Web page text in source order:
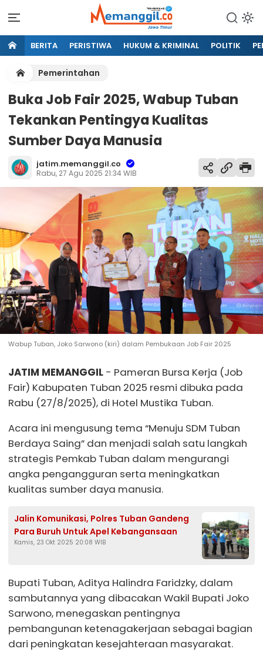
BERITA PERISTIWA HUKUM & KRIMINAL POLITIK
Pemerintahan
Buka Job Fair 2025, Wabup Tuban
Tekankan Pentingya Kualitas
Sumber Daya Manusia
jatim.memanggil.co
Rabu, 27 Agu 2025 21:34 WIB
Wabup Tuban, Joko Sarwono (kiri) dalam Pembukaan Job Fair 2025
JATIM MEMANGGIL - Pameran Bursa Kerja (Job
Fair) Kabupaten Tuban 2025 resmi dibuka pada
Rabu (27/8/2025), di Hotel Mustika Tuban.
Acara ini mengusung tema “Menuju SDM Tuban
Berdaya Saing” dan menjadi salah satu langkah
strategis Pemkab Tuban dalam mengurangi
angka pengangguran serta meningkatkan
kualitas sumber daya manusia.
Jalin Komunikasi, Polres Tuban Gandeng
Para Buruh Untuk Apel Kebangansaan
Kamis, 23 Okt 2025 20:08 WIB
Bupati Tuban, Aditya Halindra Faridzky, dalam
sambutannya yang dibacakan Wakil Bupati Joko
Sarwono, menegaskan pentingnya
pembangunan ketenagakerjaan sebagai bagian
dari peningkatan kesejahteraan masyarakat.